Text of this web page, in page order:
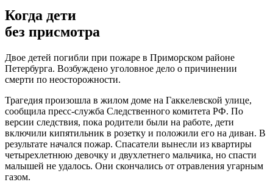
Когда дети
без присмотра
Двое детей погибли при пожаре в Приморском районе
Петербурга. Возбуждено уголовное дело о причинении
смерти по неосторожности.
Трагедия произошла в жилом доме на Гаккелевской улице,
сообщила пресс-служба Следственного комитета РФ. По
версии следствия, пока родители были на работе, дети
включили кипятильник в розетку и положили его на диван. В
результате начался пожар. Спасатели вынесли из квартиры
четырехлетнюю девочку и двухлетнего мальчика, но спасти
малышей не удалось. Они скончались от отравления угарным
газом.